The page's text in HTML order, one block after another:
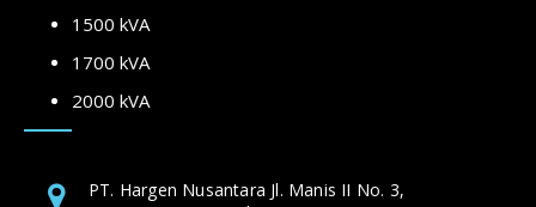
1500 kVA
1700 kVA
2000 kVA
PT. Hargen Nusantara Jl. Manis II No. 3,